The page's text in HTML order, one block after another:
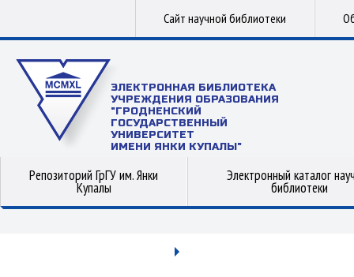
Сайт научной библиотеки
ЭЛЕКТРОННАЯ БИБЛИОТЕКА
УЧРЕЖДЕНИЯ ОБРАЗОВАНИЯ
"ГРОДНЕНСКИЙ
ГОСУДАРСТВЕННЫЙ
УНИВЕРСИТЕТ
ИМЕНИ ЯНКИ КУПАЛЫ"
Репозиторий ГрГУ им. Янки
Купалы
Электронный каталог
библиотеки